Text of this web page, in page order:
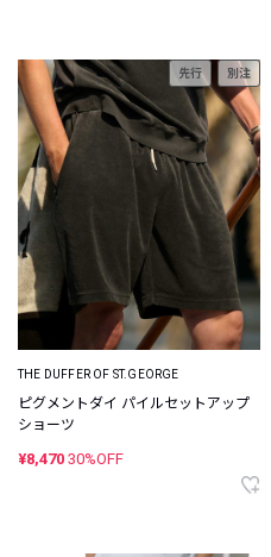
先行 別注
THE DUFFER OF ST.GEORGE
ピグメントダイ パイルセットアップ
ショーツ
¥8,470 30%OFF